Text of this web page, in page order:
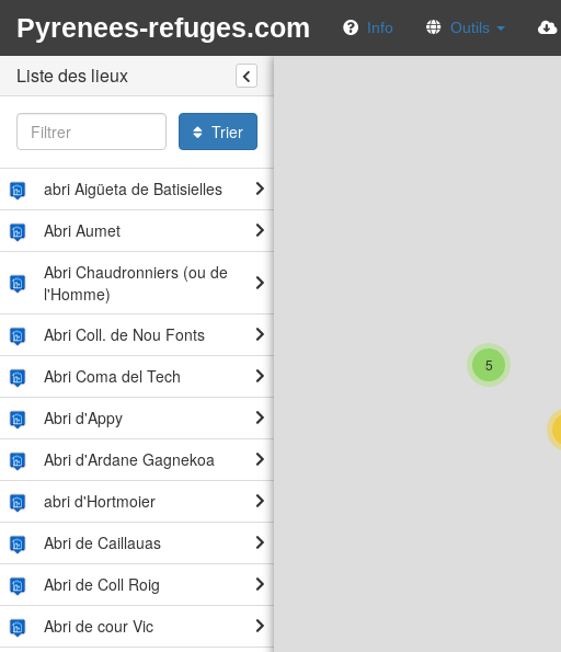
Pyrenees-refuges.com Info Outils
Liste des lieux
Trier
abri Aigüeta de Batisielles
Abri Aumet
Abri Chaudronniers (ou de
l'Homme)
Abri Coll. de Nou Fonts
Abri Coma del Tech
Abri d'Appy
Abri d'Ardane Gagnekoa
abri d'Hortmoier
Abri de Caillauas
Abri de Coll Roig
Abri de cour Vic
5